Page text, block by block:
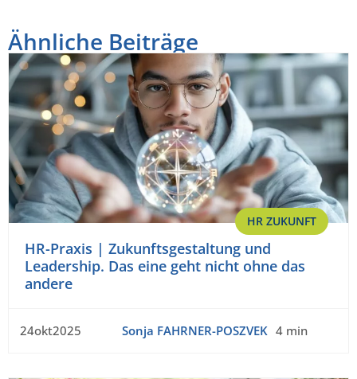
Ähnliche Beiträge
HR ZUKUNFT
HR-Praxis | Zukunftsgestaltung und
Leadership. Das eine geht nicht ohne das
andere
24okt2025 Sonja FAHRNER-POSZVEK 4 min